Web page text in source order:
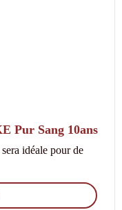
Pur Sang 10ans
idéale pour de